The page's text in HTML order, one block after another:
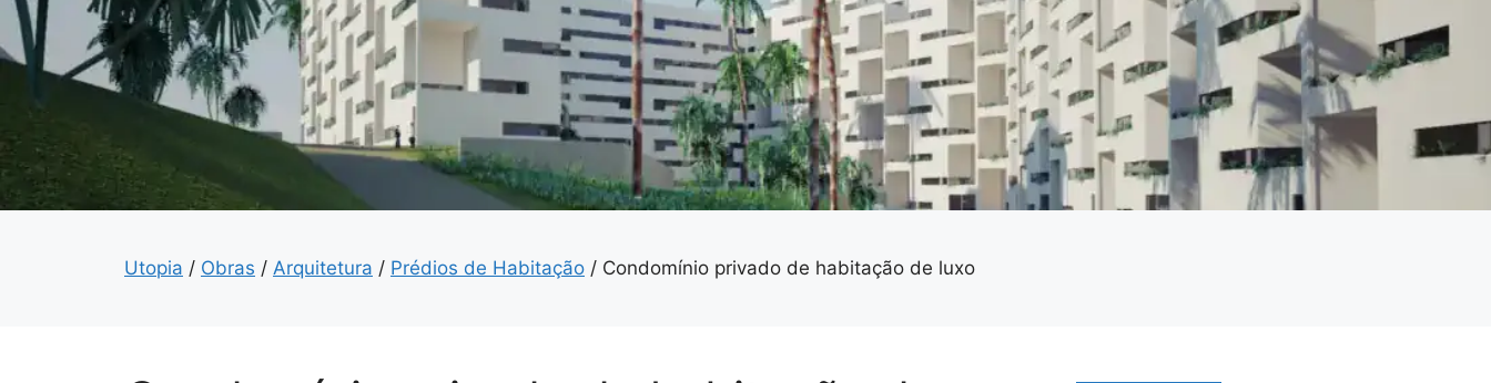
Utopia / Obras / Arquitetura / Prédios de Habitação / Condomínio privado de habitação de luxo